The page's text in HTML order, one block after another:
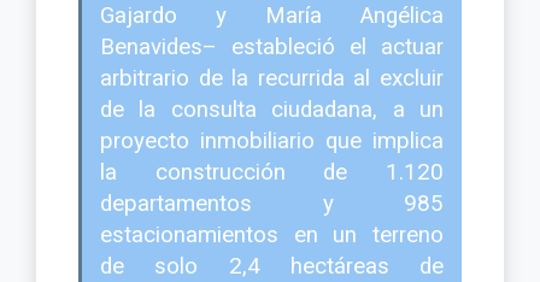
Gajardo y María Angélica
Benavides– estableció el actuar
arbitrario de la recurrida al excluir
de la consulta ciudadana, a un
proyecto inmobiliario que implica
la construcción de 1.120
departamentos y 985
estacionamientos en un terreno
de solo 2,4 hectáreas de